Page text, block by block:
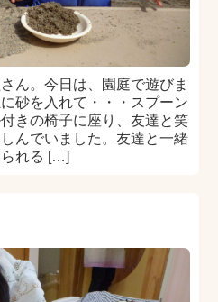
ん。今日は、園庭で遊びま
砂を入れて・・・スプーン
きの椅子に座り、友達と笑
んでいました。友達と一緒
れる […]